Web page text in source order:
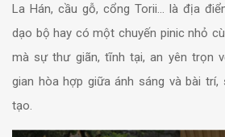
La Hán, cầu gỗ, cổng Torii… là địa
dạo bộ hay có một chuyến pinic nhỏ
mà sự thư giãn, tĩnh tại, an yên trọn
gian hòa hợp giữa ánh sáng và bài trí,
tạo.